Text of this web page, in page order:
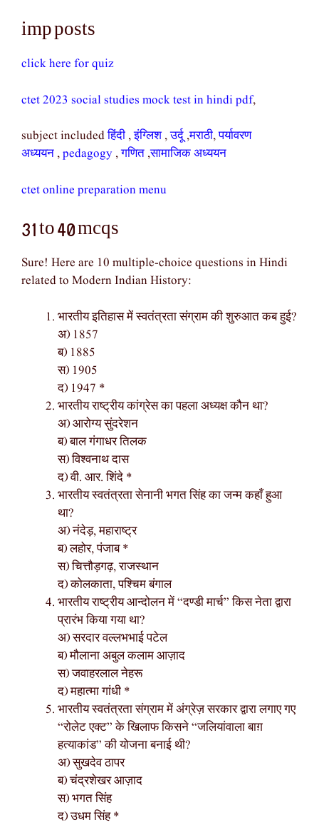
imp posts
click here for quiz
ctet 2023 social studies mock test in hindi pdf,
subject includedहिंदी ,इंग्लिश,उर्दू,मराठी,पर्यावरण
अध्ययन ,pedagogy ,गणित ,सामाजिक अध्ययन
ctet online preparation menu
31 to 40 mcqs
Sure! Here are 10 multiple-choice questions in Hindi
related to Modern Indian History:
भारतीय इतिहास में स्वतंत्रता संग्राम की शुरुआत कब हुई?
अ) 1857
ब) 1885
स) 1905
द) 1947 *
भारतीय राष्ट्रीय कांग्रेस का पहला अध्यक्ष कौन था?
अ) आरोग्य सुंदरेशन
ब) बाल गंगाधर तिलक
स) विश्वनाथ दास
द) वी. आर. शिंदे *
भारतीय स्वतंत्रता सेनानी भगत सिंह का जन्म कहाँ हुआ
था?
अ) नंदेड़, महाराष्ट्र
ब) लहोर, पंजाब *
स) चित्तौड़गढ़, राजस्थान
द) कोलकाता, पश्चिम बंगाल
भारतीय राष्ट्रीय आन्दोलन में “दण्डी मार्च” किस नेता द्वारा
प्रारंभ किया गया था?
अ) सरदार वल्लभभाई पटेल
ब) मौलाना अबुल कलाम आज़ाद
स) जवाहरलाल नेहरू
द) महात्मा गांधी *
भारतीय स्वतंत्रता संग्राम में अंग्रेज़ सरकार द्वारा लगाए गए
“रोलेट एक्ट” के खिलाफ किसने “जलियांवाला बाग़
हत्याकांड” की योजना बनाई थी?
अ) सुखदेव ठापर
ब) चंद्रशेखर आज़ाद
स) भगत सिंह
द) उधम सिंह *